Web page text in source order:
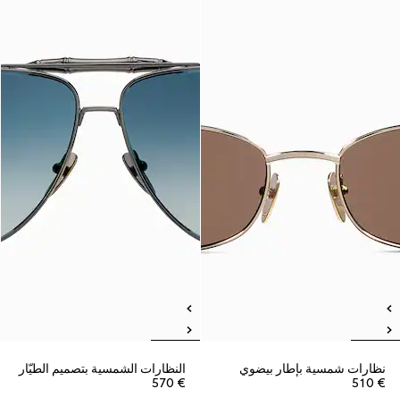
نظارات شمسية بإطار بيضوي
€ 510
النظارات الشمسية بتصميم الطيّار
€ 570